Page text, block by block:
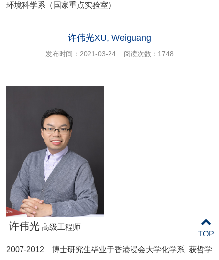
环境科学系（国家重点实验室）
许伟光XU, Weiguang
发布时间：2021-03-24 阅读次数： 1748
许伟光 高级工程师
2007-2012博士研究生毕业于香港浸会大学化学系 获哲学
TOP